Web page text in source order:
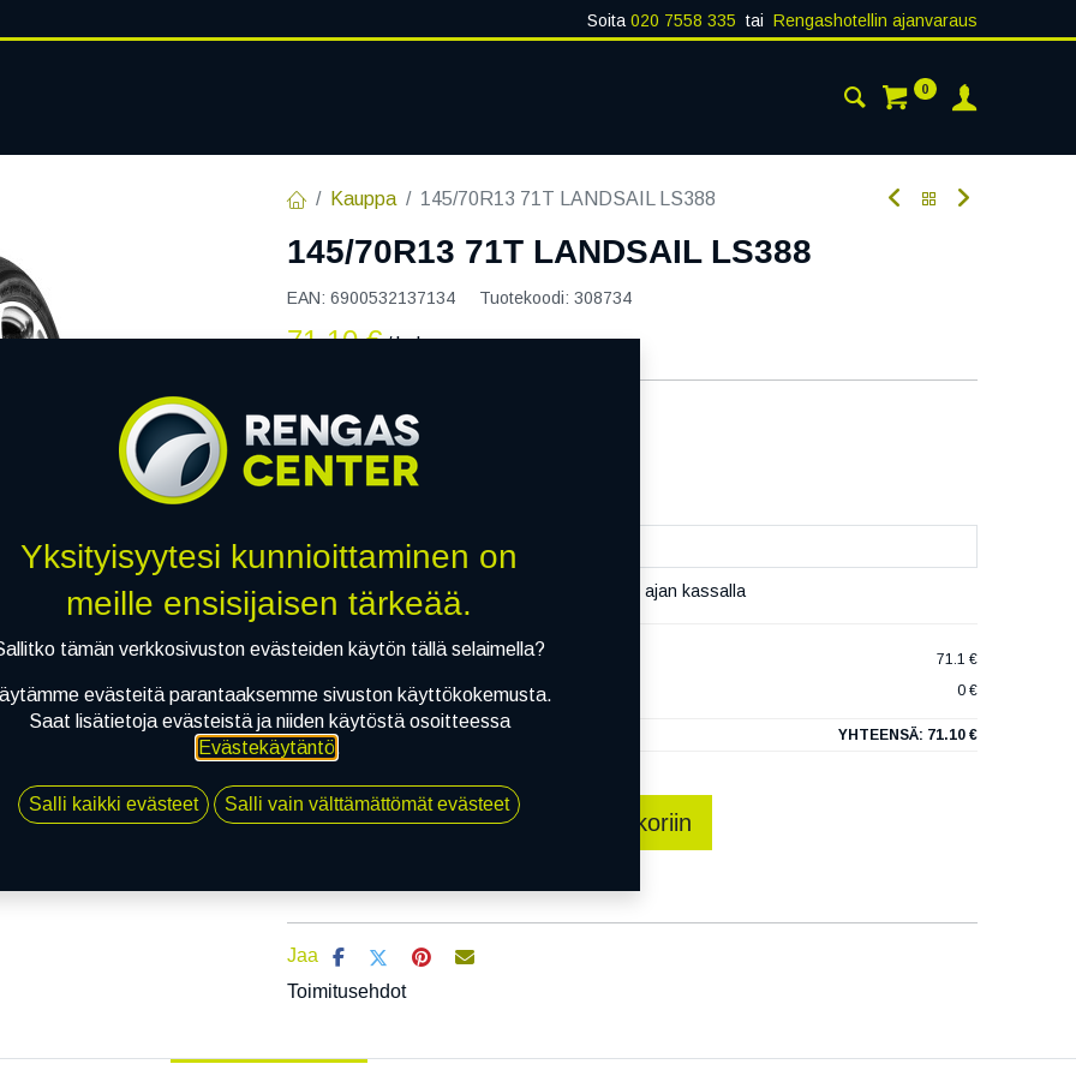
Soita 020 7558 335 tai Rengashotellin ajanvaraus
0
Kauppa 145/70R13 71T LANDSAIL LS388
145/70R13 71T LANDSAIL LS388
EAN: 6900532137134 Tuotekoodi: 308734
71,10€ / kpl
Toimittajilla (ulkomaa):
Toimitusaika:
Mikäli valitset asennuksen, pääset varaamaan ajan kassalla
1X 145/70R13 71T LANDSAIL LS388
71.1 €
EI ASENNUSTA
0 €
YHTEENSÄ: 71.10 €
Lisää ostoskoriin
Jaa
Toimitusehdot
Yksityisyytesi kunnioittaminen on
meille ensisijaisen tärkeää.
tämän verkkosivuston evästeiden käytön tällä selaimella?
evästeitä parantaaksemme sivuston käyttökokemusta.
Saat lisätietoja evästeistä ja niiden käytöstä osoitteessa
Evästekäytäntö.
Salli kaikki evästeet Salli vain välttämättömät evästeet